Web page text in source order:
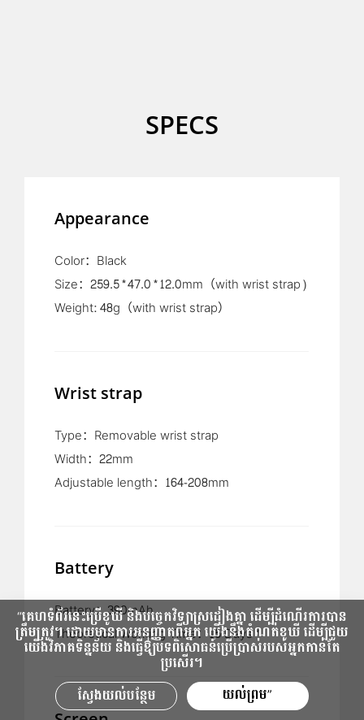
SPECS
Appearance
Color：Black
Size：259.5*47.0*12.0mm（with wrist strap)
Weight: 48g（with wrist strap）
Wrist strap
Type：Removable wrist strap
Width：22mm
Adjustable length：164-208mm
Battery
Battery：390mAh
Theoretical Working Time：15 Days*
“គេហទំព័រនេះប្រើខូឃី និងបច្ចេកវិទ្យាស្រដៀងគ្នា ដើម្បីដំណើរការបាន
ត្រឹមត្រូវ។ ដោយមានការអនុញ្ញាតពីអ្នក យើងនឹងកំណត់ខូឃី ដើម្បីជួយ
យើងវិភាគទិន្នន័យ និងធ្វើឱ្យបទពិសោធន៍ប្រើប្រាស់របស់អ្នកកាន់តែ
ប្រសើរ។
ស្វែង​យល់​បន្ថែម
យល់ព្រម”